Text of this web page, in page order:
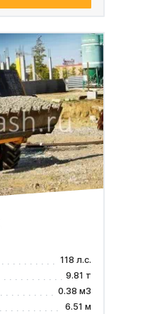
118 л.с.
9.81 т
0.38 м3
6.51 м